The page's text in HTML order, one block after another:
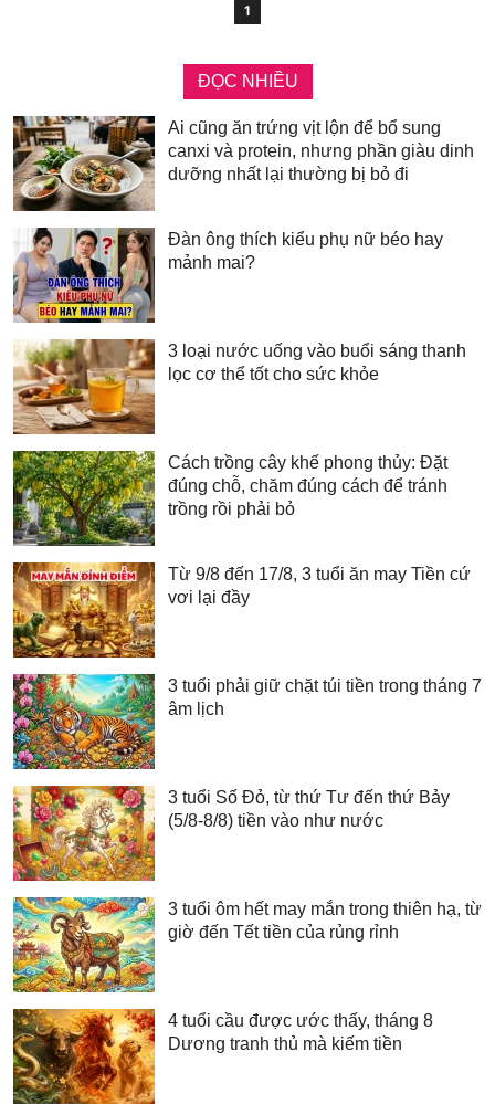
1
ĐỌC NHIỀU
Ai cũng ăn trứng vịt lộn để bổ sung
canxi và protein, nhưng phần giàu dinh
dưỡng nhất lại thường bị bỏ đi
Đàn ông thích kiểu phụ nữ béo hay
mảnh mai?
3 loại nước uống vào buổi sáng thanh
lọc cơ thể tốt cho sức khỏe
Cách trồng cây khế phong thủy: Đặt
đúng chỗ, chăm đúng cách để tránh
trồng rồi phải bỏ
Từ 9/8 đến 17/8, 3 tuổi ăn may Tiền cứ
vơi lại đầy
3 tuổi phải giữ chặt túi tiền trong tháng 7
âm lịch
3 tuổi Số Đỏ, từ thứ Tư đến thứ Bảy
(5/8-8/8) tiền vào như nước
3 tuổi ôm hết may mắn trong thiên hạ, từ
giờ đến Tết tiền của rủng rỉnh
4 tuổi cầu được ước thấy, tháng 8
Dương tranh thủ mà kiếm tiền